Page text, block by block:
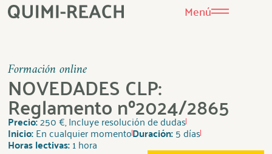
Menú
Formación online
NOVEDADES CLP:
Reglamento nº2024/2865
Precio:250 €, Incluye resolución de dudas
Inicio:En cualquier momentoDuración:5 días
Horas lectivas:1 hora